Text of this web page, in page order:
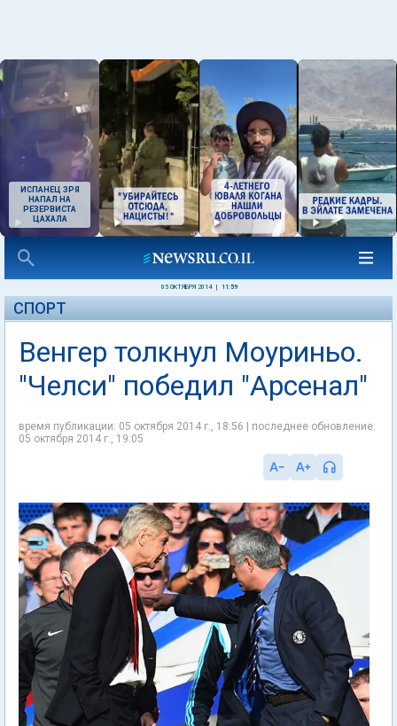
ИСПАНЕЦ ЗРЯ
НАПАЛ НА
РЕЗЕРВИСТА
ЦАХАЛА
05 ОКТЯБРЯ 2014 11:59
СПОРТ
Венгер толкнул Моуриньо.
"Челси" победил "Арсенал"
время публикации: 05 октября 2014 г., 18:56 | последнее обновление:
05 октября 2014 г., 19:05